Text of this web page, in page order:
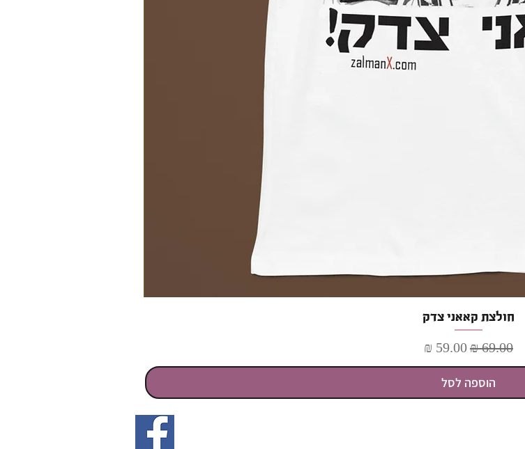
תצוגה מהירה
חולצת קאאני צדק
מחיר רגילמחיר מבצע
הוספה לסל